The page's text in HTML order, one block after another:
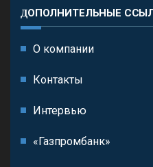
ДОПОЛНИТЕЛЬНЫЕ
О компании
Контакты
Интервью
«Газпромбанк»